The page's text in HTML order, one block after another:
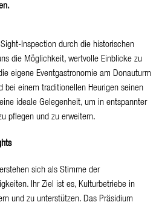
Inspection durch die historischen
die Möglichkeit, wertvolle Einblicke zu
eigene Eventgastronomie am Donauturm
bei einem traditionellen Heurigen seinen
ideale Gelegenheit, um in entspannter
pflegen und zu erweitern.
sich als Stimme der
Ihr Ziel ist es, Kulturbetriebe in
und zu unterstützen. Das Präsidium